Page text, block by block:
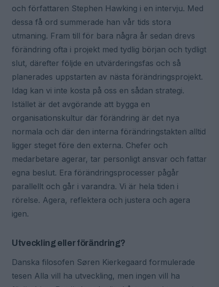
och författaren Stephen Hawking i en intervju. Med
dessa få ord summerade han vår tids stora
utmaning. Fram till för bara några år sedan drevs
förändring ofta i projekt med tydlig början och tydligt
slut, därefter följde en utvärderingsfas och så
planerades uppstarten av nästa förändringsprojekt.
Idag kan vi inte kosta på oss en sådan strategi.
Istället är det avgörande att bygga en
organisationskultur där förändring är det nya
normala och där den interna förändringstakten alltid
ligger steget före den externa. Chefer och
medarbetare agerar, tar personligt ansvar och fattar
egna beslut. Era förändringsprocesser pågår
parallellt och går i varandra. Vi är hela tiden i
rörelse. Agera, reflektera och justera och agera
igen.
Utveckling eller förändring?
Danska filosofen Søren Kierkegaard formulerade
tesen Alla vill ha utveckling, men ingen vill ha